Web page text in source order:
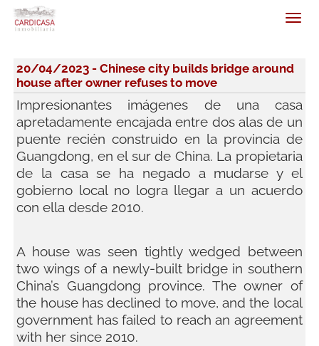
20/04/2023 - Chinese city builds bridge around
house after owner refuses to move
Impresionantes imágenes de una casa
apretadamente encajada entre dos alas de un
puente recién construido en la provincia de
Guangdong, en el sur de China. La propietaria
de la casa se ha negado a mudarse y el
gobierno local no logra llegar a un acuerdo
con ella desde 2010.
A house was seen tightly wedged between
two wings of a newly-built bridge in southern
China’s Guangdong province. The owner of
the house has declined to move, and the local
government has failed to reach an agreement
with her since 2010.